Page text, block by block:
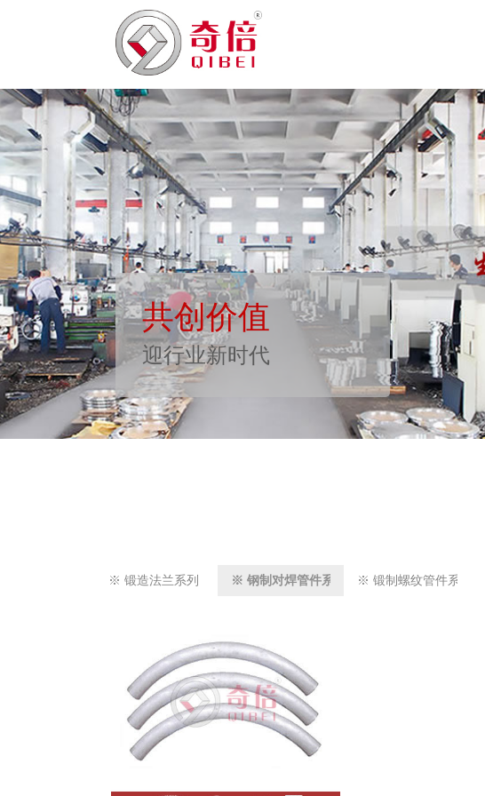
共创价值
迎行业新时代
※ 锻造法兰系列 ※ 钢制对焊管件系列 ※ 锻制螺纹管件系列